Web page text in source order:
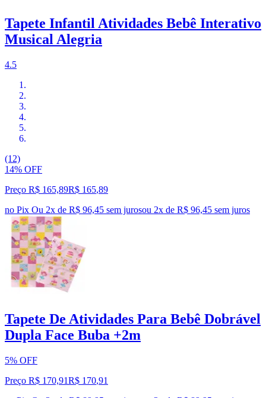
Tapete Infantil Atividades Bebê Interativo
Musical Alegria
4.5
(12)
14% OFF
Preço R$ 165,89R$ 165,89
no Pix Ou 2x de R$ 96,45 sem jurosou 2x de R$ 96,45 sem juros
Tapete De Atividades Para Bebê Dobrável
Dupla Face Buba +2m
5% OFF
Preço R$ 170,91R$ 170,91